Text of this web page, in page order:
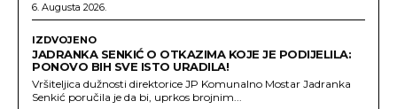
6. Augusta 2026.
IZDVOJENO
JADRANKA SENKIĆ O OTKAZIMA KOJE JE PODIJELILA:
PONOVO BIH SVE ISTO URADILA!
Vršiteljica dužnosti direktorice JP Komunalno Mostar Jadranka
Senkić poručila je da bi, uprkos brojnim...